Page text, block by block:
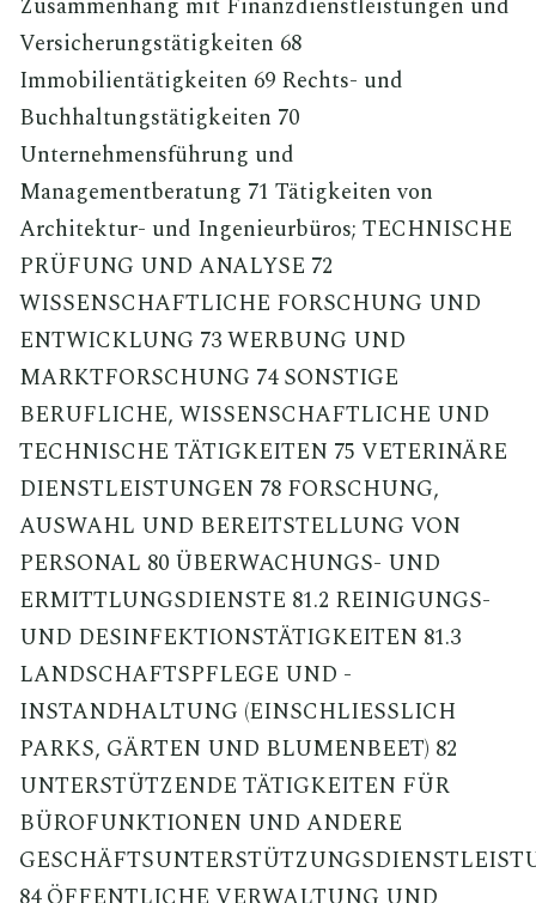
Versicherungstätigkeiten 68
Immobilientätigkeiten 69 Rechts- und
Buchhaltungstätigkeiten 70
Unternehmensführung und
Managementberatung 71 Tätigkeiten von
Architektur- und Ingenieurbüros; TECHNISCHE
PRÜFUNG UND ANALYSE 72
WISSENSCHAFTLICHE FORSCHUNG UND
ENTWICKLUNG 73 WERBUNG UND
MARKTFORSCHUNG 74 SONSTIGE
BERUFLICHE, WISSENSCHAFTLICHE UND
TECHNISCHE TÄTIGKEITEN 75 VETERINÄRE
DIENSTLEISTUNGEN 78 FORSCHUNG,
AUSWAHL UND BEREITSTELLUNG VON
PERSONAL 80 ÜBERWACHUNGS- UND
ERMITTLUNGSDIENSTE 81.2 REINIGUNGS-
UND DESINFEKTIONSTÄTIGKEITEN 81.3
LANDSCHAFTSPFLEGE UND -
INSTANDHALTUNG (EINSCHLIESSLICH
PARKS, GÄRTEN UND BLUMENBEET) 82
UNTERSTÜTZENDE TÄTIGKEITEN FÜR
BÜROFUNKTIONEN UND ANDERE